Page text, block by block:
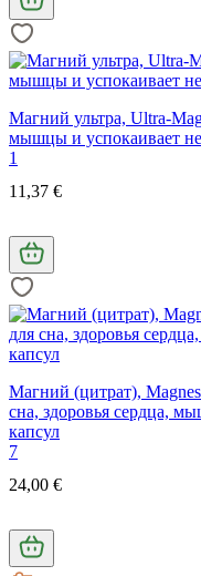
Магний ультра, Ultra-
мышцы и успокаивает
1
11,37 €
Магний (цитрат),
сна, здоровья сердца,
капсул
7
24,00 €